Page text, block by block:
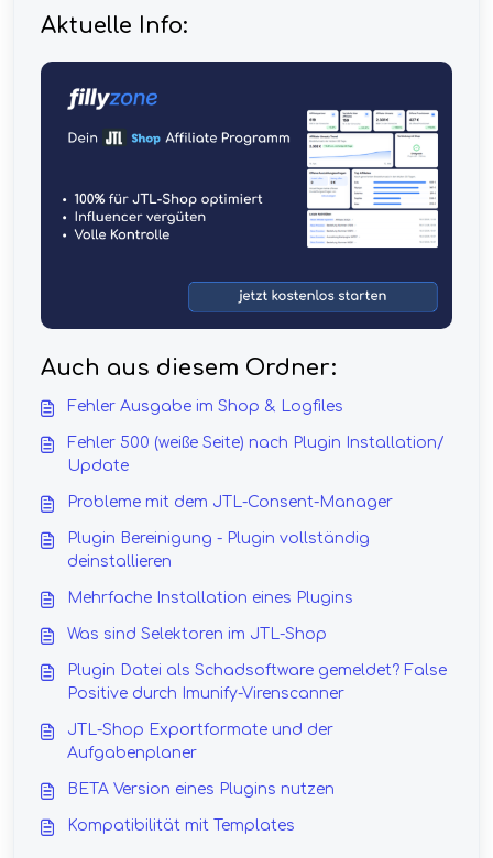
Aktuelle Info:
Auch aus diesem Ordner:
Fehler Ausgabe im Shop & Logfiles
Fehler 500 (weiße Seite) nach Plugin Installation/
Update
Probleme mit dem JTL-Consent-Manager
Plugin Bereinigung - Plugin vollständig
deinstallieren
Mehrfache Installation eines Plugins
Was sind Selektoren im JTL-Shop
Plugin Datei als Schadsoftware gemeldet? False
Positive durch Imunify-Virenscanner
JTL-Shop Exportformate und der
Aufgabenplaner
BETA Version eines Plugins nutzen
Kompatibilität mit Templates